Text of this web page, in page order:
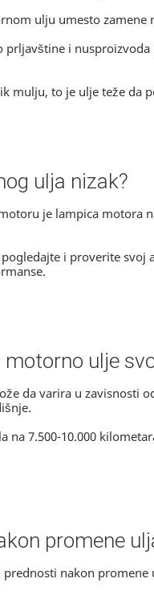
ulju umesto
i
mulju, to je ulje teže da
ulja nizak?
je lampica motora
i proverite
ulje
da varira u zavisnosti
7.500-10.000
promene
nakon